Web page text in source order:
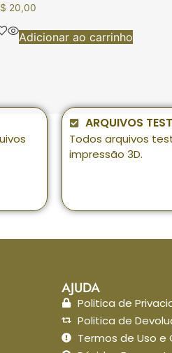
20,00
Adicionar ao carrinho
ARQUIVOS
Todos arquivos
impressão 3D.
AJUDA
Politica de
Politica de
Termos de Uso e